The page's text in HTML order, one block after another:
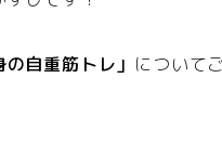
の自重筋トレ」 について